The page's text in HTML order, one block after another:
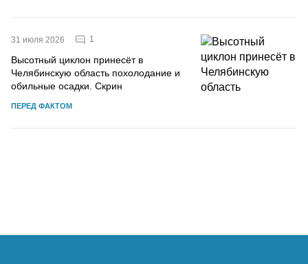
31 июля 2026 1
Высотный циклон принесёт в
Челябинскую область похолодание и
обильные осадки. Скрин
ПЕРЕД ФАКТОМ